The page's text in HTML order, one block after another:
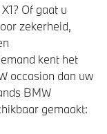
achter
Of gaat u
zekerheid,
kent het
occasion dan uw
BMW
gemaakt: